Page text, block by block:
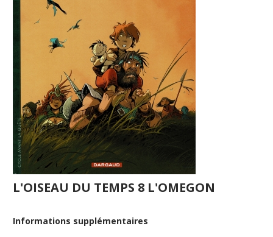
L'OISEAU DU TEMPS 8 L'OMEGON
Informations supplémentaires